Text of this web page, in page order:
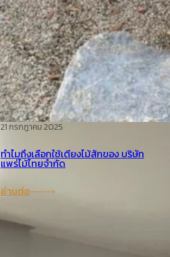
21 กรกฎาคม 2025
ทำไมถึงเลือกใช้เตียงไม้สักของ บริษัท
แพร่ไม้ไทยจำกัด
อ่านต่อ